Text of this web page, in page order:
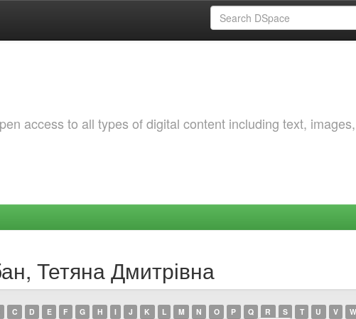
access to all types of digital content including text, images,
Тетяна Дмитрівна
C D E F G H I J K L M N O P Q R S T U V W